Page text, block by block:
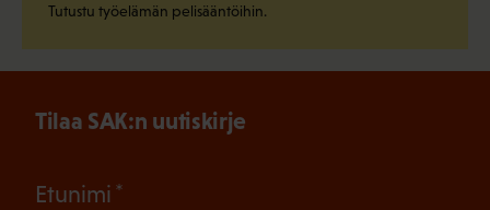
Tutustu työelämän pelisääntöihin.
Tilaa SAK:n uutiskirje
Etunimi